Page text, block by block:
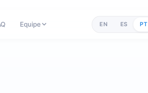
Equipe EN ES PT